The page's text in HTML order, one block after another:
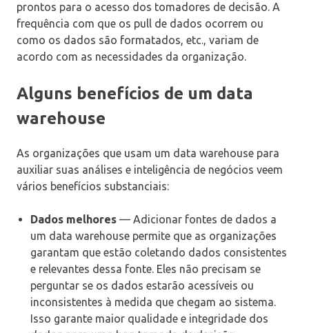
prontos para o acesso dos tomadores de decisão. A
frequência com que os pull de dados ocorrem ou
como os dados são formatados, etc., variam de
acordo com as necessidades da organização.
Alguns benefícios de um data
warehouse
As organizações que usam um data warehouse para
auxiliar suas análises e inteligência de negócios veem
vários benefícios substanciais:
Dados melhores — Adicionar fontes de dados a
um data warehouse permite que as organizações
garantam que estão coletando dados consistentes
e relevantes dessa fonte. Eles não precisam se
perguntar se os dados estarão acessíveis ou
inconsistentes à medida que chegam ao sistema.
Isso garante maior qualidade e integridade dos